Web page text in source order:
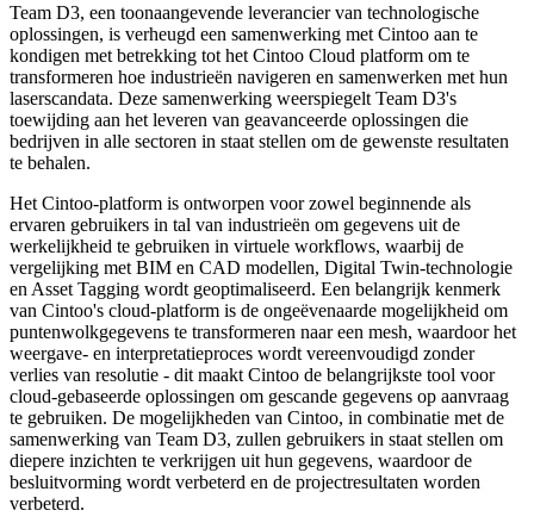
Team D3, een toonaangevende leverancier van technologische
oplossingen, is verheugd een samenwerking met Cintoo aan te
kondigen met betrekking tot het Cintoo Cloud platform om te
transformeren hoe industrieën navigeren en samenwerken met hun
laserscandata. Deze samenwerking weerspiegelt Team D3's
toewijding aan het leveren van geavanceerde oplossingen die
bedrijven in alle sectoren in staat stellen om de gewenste resultaten
te behalen.
Het Cintoo-platform is ontworpen voor zowel beginnende als
ervaren gebruikers in tal van industrieën om gegevens uit de
werkelijkheid te gebruiken in virtuele workflows, waarbij de
vergelijking met BIM en CAD modellen, Digital Twin-technologie
en Asset Tagging wordt geoptimaliseerd. Een belangrijk kenmerk
van Cintoo's cloud-platform is de ongeëvenaarde mogelijkheid om
puntenwolkgegevens te transformeren naar een mesh, waardoor het
weergave- en interpretatieproces wordt vereenvoudigd zonder
verlies van resolutie - dit maakt Cintoo de belangrijkste tool voor
cloud-gebaseerde oplossingen om gescande gegevens op aanvraag
te gebruiken. De mogelijkheden van Cintoo, in combinatie met de
samenwerking van Team D3, zullen gebruikers in staat stellen om
diepere inzichten te verkrijgen uit hun gegevens, waardoor de
besluitvorming wordt verbeterd en de projectresultaten worden
verbeterd.